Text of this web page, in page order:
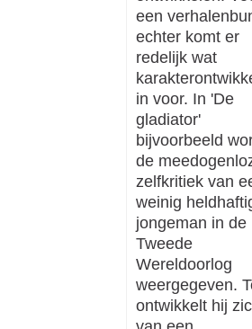
een
echter komt er
redelijk wat
in voor. In 'De
gladiator'
bijvoorbeeld
de
zelfkritiek van
weinig
jongeman in de
Tweede
Wereldoorlog
weergegeven.
ontwikkelt hij